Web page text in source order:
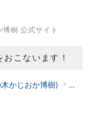
樹 公式サイト
こないます！
かじおか博樹) ブロ